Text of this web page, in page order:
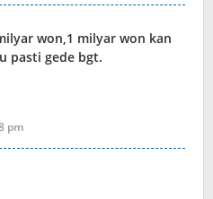
won,1 milyar won kan
pasti gede bgt.
pm